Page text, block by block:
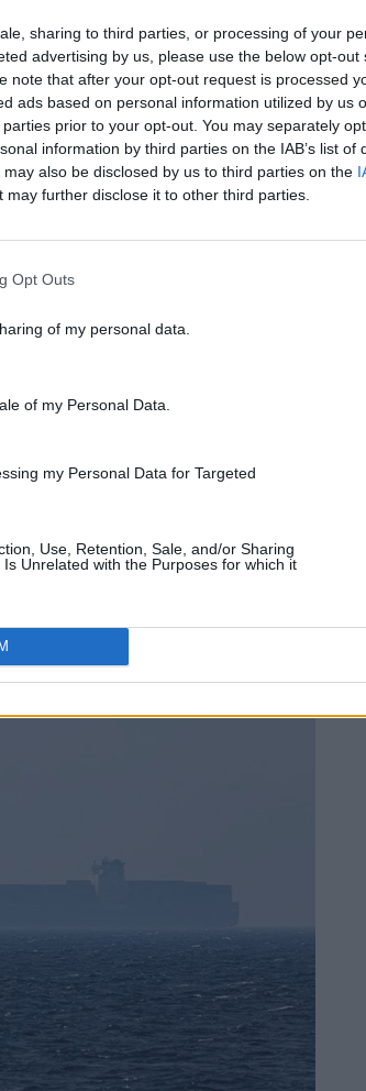
sharing to third parties, or processing of your
advertising by us, please use the below opt-out
note that after your opt-out request is processed
ads based on personal information utilized by us
prior to your opt-out. You may separately
information by third parties on the IAB’s list of
also be disclosed by us to third parties on the
may further disclose it to other third parties.
Opt Outs
of my personal data.
of my Personal Data.
my Personal Data for Targeted
Use, Retention, Sale, and/or Sharing
Unrelated with the Purposes for which it